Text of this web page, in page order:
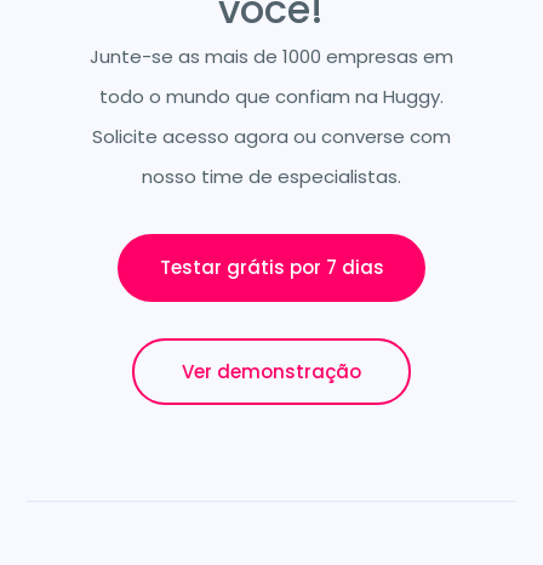
Junte-se as mais de 1000 empresas em
todo o mundo que confiam na Huggy.
Solicite acesso agora ou converse com
nosso time de especialistas.
Testar grátis por 7 dias
Ver demonstração